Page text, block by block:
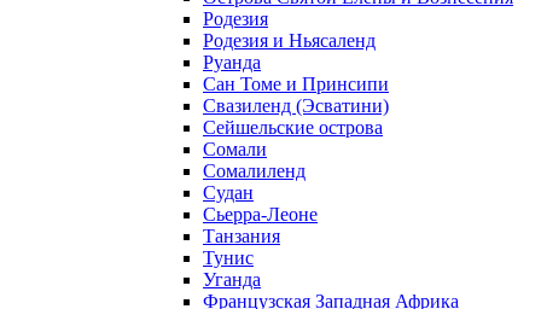
Родезия
Родезия и Ньясаленд
Руанда
Сан Томе и Принсипи
Свазиленд (Эсватини)
Сейшельские острова
Сомали
Сомалиленд
Судан
Сьерра-Леоне
Танзания
Тунис
Уганда
Французская Западная Африка